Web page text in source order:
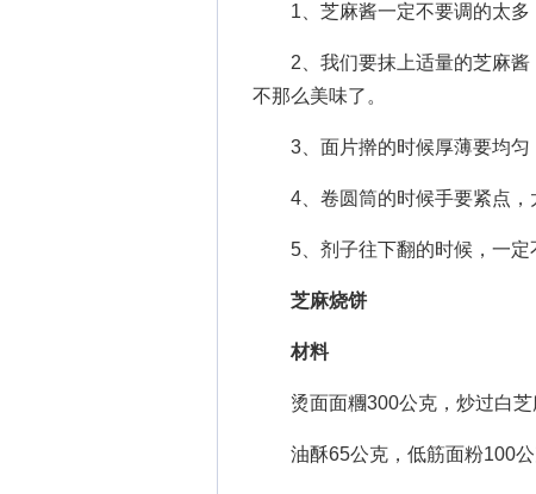
1、芝麻酱一定不要调的太多
2、我们要抹上适量的芝麻酱
不那么美味了。
3、面片擀的时候厚薄要均匀
4、卷圆筒的时候手要紧点，
5、剂子往下翻的时候，一定
芝麻烧饼
材料
烫面面糰300公克，炒过白芝
油酥65公克，低筋面粉100公